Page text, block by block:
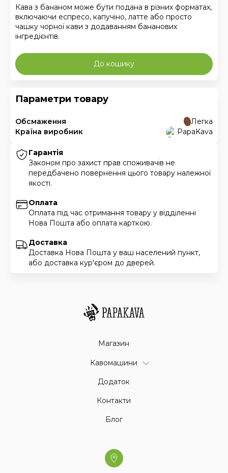
Кава з бананом може бути подана в різних форматах,
включаючи еспресо, капучіно, латте або просто
чашку чорної кави з додаванням бананових
інгредієнтів.
До кошику
Параметри товару
Обсмаження
Легка
Країна виробник
PapaKava
Гарантія
Законом про захист прав споживачів не
передбачено повернення цього товару належної
якості.
Оплата
Оплата під час отримання товару у відділенні
Нова Пошта або оплата карткою.
Доставка
Доставка Нова Пошта у ваш населений пункт,
або доставка кур'єром до дверей.
Магазин
Кавомашини
Додаток
Контакти
Блог